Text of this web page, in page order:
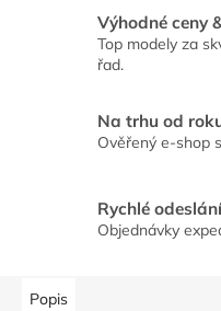
Výhodné ceny
Top modely za
řad.
Na trhu od
Ověřený e-shop
Rychlé odeslání
Objednávky
Popis